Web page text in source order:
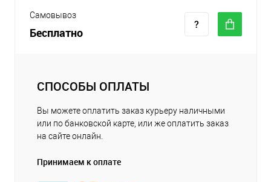
Самовывоз
Бесплатно
СПОСОБЫ ОПЛАТЫ
Вы можете оплатить заказ курьеру наличными
или по банковской карте, или же оплатить заказ
на сайте онлайн.
Принимаем к оплате